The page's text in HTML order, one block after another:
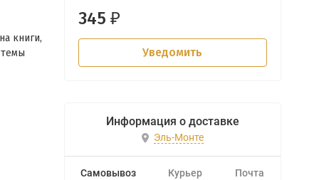
книги,
345 ₽
Уведомить
Информация о доставке
Эль-Монте
Самовывоз Курьер Почта